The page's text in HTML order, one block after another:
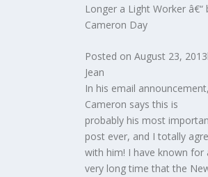
Longer a Light Worker â€“
Cameron Day
Posted on August 23,
Jean
In his email announcement,
Cameron says this is
probably his most
post ever, and I totally
with him! I have known for
very long time that the